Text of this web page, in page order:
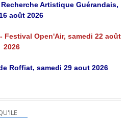
Artistique Guérandais,
août 2026
Festival Open'Air, samedi 22 août
2026
Roffiat, samedi 29 aout 2026